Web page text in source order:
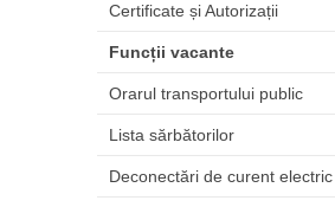
Certificate și Autorizații
Funcții vacante
Orarul transportului public
Lista sărbătorilor
Deconectări de curent electric